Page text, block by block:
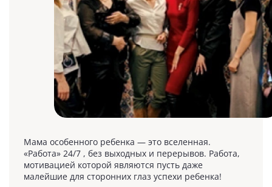
Мама особенного ребенка — это вселенная.
«Работа» 24/7 , без выходных и перерывов. Работа,
мотивацией которой являются пусть даже
малейшие для сторонних глаз успехи ребенка!